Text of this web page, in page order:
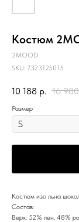
Костюм
2MOOD
SKU: 7323125015
10 188 р. 16 980
Размер
Костюм изо льна
Состав:
Верх: 52% лен, 48%